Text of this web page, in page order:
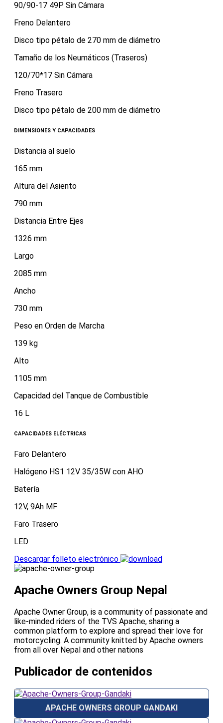
90/90-17 49P Sin Cámara
Freno Delantero
Disco tipo pétalo de 270 mm de diámetro
Tamaño de los Neumáticos (Traseros)
120/70*17 Sin Cámara
Freno Trasero
Disco tipo pétalo de 200 mm de diámetro
DIMENSIONES Y CAPACIDADES
Distancia al suelo
165 mm
Altura del Asiento
790 mm
Distancia Entre Ejes
1326 mm
Largo
2085 mm
Ancho
730 mm
Peso en Orden de Marcha
139 kg
Alto
1105 mm
Capacidad del Tanque de Combustible
16 L
CAPACIDADES ELÉCTRICAS
Faro Delantero
Halógeno HS1 12V 35/35W con AHO
Batería
12V, 9Ah MF
Faro Trasero
LED
Descargar folleto electrónico
Apache Owners Group Nepal
Apache Owner Group, is a community of passionate and
like-minded riders of the TVS Apache, sharing a
common platform to explore and spread their love for
motorcycling. A community knitted by Apache owners
from all over Nepal and other nations
Publicador de contenidos
APACHE OWNERS GROUP GANDAKI